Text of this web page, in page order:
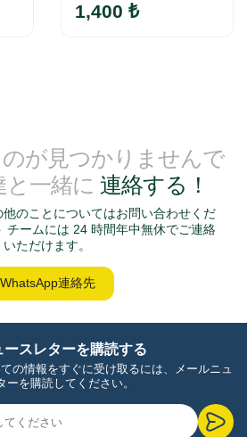
1,400 ₺
が見つかりませんで
と一緒に 連絡する！
のことについてはお問い合わせくだ
チームには 24 時間年中無休でご連絡
いただけます。
WhatsApp連絡先
ースレターを購読する
の情報をすぐに受け取るには、メールニュ
ーを購読してください。